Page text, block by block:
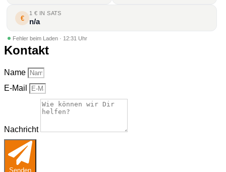
€
1 € IN SATS
n/a
Fehler beim Laden · 12:31 Uhr
Kontakt
Name
E-Mail
Nachricht
Senden